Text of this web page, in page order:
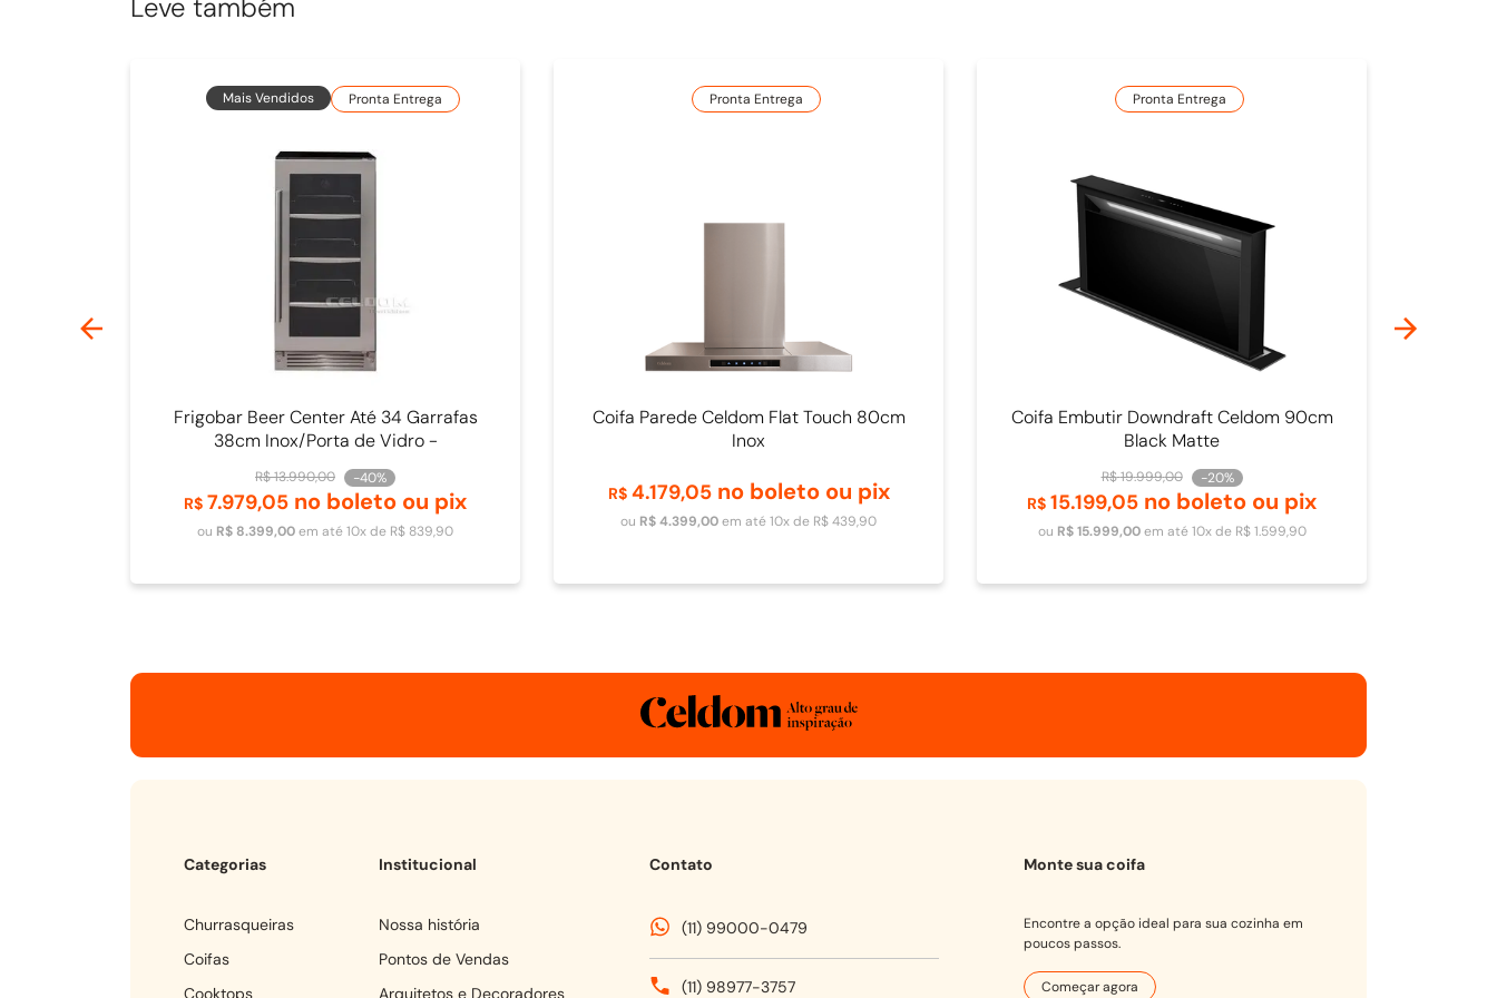
Leve também
Mais Vendidos Pronta Entrega
Frigobar Beer Center Até 34 Garrafas
38cm Inox/Porta de Vidro -
4093840009
R$13.990,00 -40%
R$ 7.979,05 no boleto ou pix
ou R$ 8.399,00em até10x de R$ 839,90
Adicionar ao carrinho
Pronta Entrega
Coifa Parede Celdom Flat Touch 80cm
Inox
R$ 4.179,05no boleto ou pix
ou R$4.399,00em até10x de R$439,90
Adicionar ao carrinho
Pronta Entrega
Coifa Embutir Downdraft Celdom 90cm
Black Matte
R$19.999,00 -20%
R$ 15.199,05 no boleto ou pix
ou R$ 15.999,00em até10x de R$ 1.599,90
Adicionar ao carrinho
Categorias
churrasqueiras
coifas
cooktops
Institucional
Nossa história
Pontos de Vendas
Arquitetos e Decoradores
Contato
(11) 99000-0479
(11) 98977-3757
Monte sua coifa
Encontre a opção ideal para sua cozinha em
poucos passos.
Começar agora